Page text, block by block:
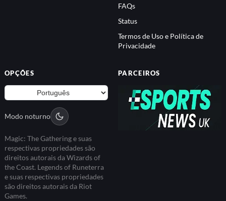
FAQs
Status
Termos de Uso e Política de
Privacidade
OPÇÕES
Modo noturno
Magic: The Gathering e suas
respectivas propriedades são
direitos autorais da Wizards of
the Coast. Legends of Runeterra
e suas respectivas propriedades
são direitos autorais da Riot
Games.
PARCEIROS